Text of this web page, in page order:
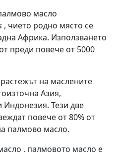
масло
, чието родно място се
Африка. Използването
преди повече от 5000
на маслените
Азия,
Тези две
повече от 80% от
палмово масло.
, палмовото масло е